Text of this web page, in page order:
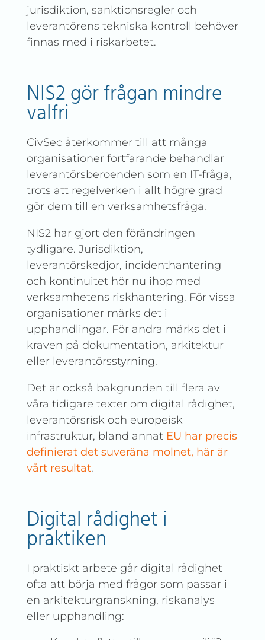
jurisdiktion, sanktionsregler och
leverantörens tekniska kontroll behöver
finnas med i riskarbetet.
NIS2 gör frågan mindre
valfri
CivSec återkommer till att många
organisationer fortfarande behandlar
leverantörsberoenden som en IT-fråga,
trots att regelverken i allt högre grad
gör dem till en verksamhetsfråga.
NIS2 har gjort den förändringen
tydligare. Jurisdiktion,
leverantörskedjor, incidenthantering
och kontinuitet hör nu ihop med
verksamhetens riskhantering. För vissa
organisationer märks det i
upphandlingar. För andra märks det i
kraven på dokumentation, arkitektur
eller leverantörsstyrning.
Det är också bakgrunden till flera av
våra tidigare texter om digital rådighet,
leverantörsrisk och europeisk
infrastruktur, bland annat EU har precis
definierat det suveräna molnet, här är
vårt resultat.
Digital rådighet i
praktiken
I praktiskt arbete går digital rådighet
ofta att börja med frågor som passar i
en arkitekturgranskning, riskanalys
eller upphandling: